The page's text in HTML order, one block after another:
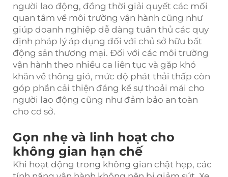
người lao động, đồng thời giải quyết các mối
quan tâm về môi trường vận hành cũng như
giúp doanh nghiệp dễ dàng tuân thủ các quy
định pháp lý áp dụng đối với chủ sở hữu bất
động sản thương mại. Đối với các môi trường
vận hành theo nhiều ca liên tục và gặp khó
khăn về thông gió, mức độ phát thải thấp còn
góp phần cải thiện đáng kể sự thoải mái cho
người lao động cũng như đảm bảo an toàn
cho cơ sở.
Gọn nhẹ và linh hoạt cho
không gian hạn chế
Khi hoạt động trong không gian chật hẹp, các